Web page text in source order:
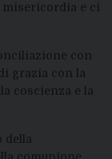
misericordia e ci
con
grazia con la
coscienza e la
della